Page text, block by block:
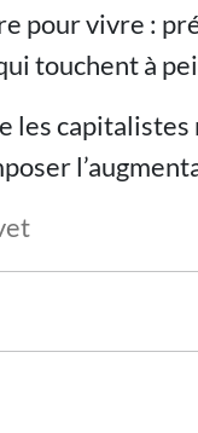
pour vivre :
touchent à
les